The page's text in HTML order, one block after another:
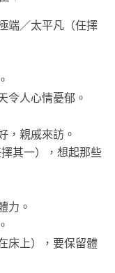
端／太平凡（任擇
令人心情憂郁。
，親戚來訪。
其一），想起那些
力。
床上），要保留體